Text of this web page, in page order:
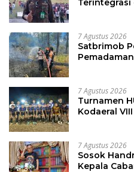
Terintegrasi
7 Agustus 2026
Satbrimob
7 Agustus 2026
Turnamen
Kodaeral
7 Agustus 2026
Sosok
Kepala